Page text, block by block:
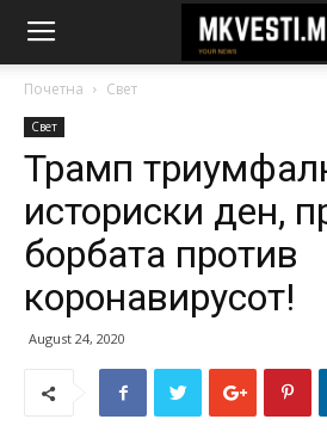
Почетна Свет
Свет
Трамп
историски ден,
борбата против
коронавирусот!
August 24, 2020